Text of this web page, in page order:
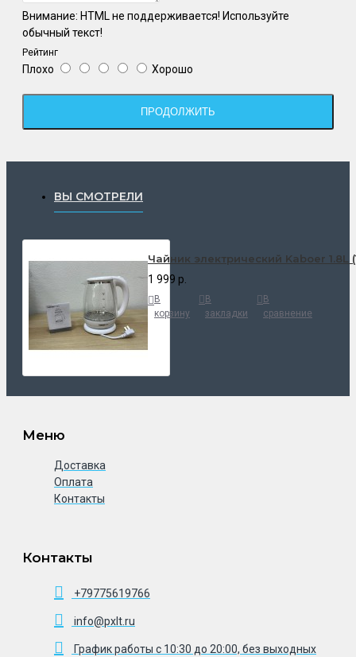
Внимание: HTML не поддерживается! Используйте
обычный текст!
Рейтинг
Плохо Хорошо
ПРОДОЛЖИТЬ
ВЫ СМОТРЕЛИ
Чайник электрический Kaboer 1.8L
1 999 р.
В
корзину
В
закладки
В
сравнение
Меню
Доставка
Оплата
Контакты
Контакты
+79775619766
info@pxlt.ru
График работы с 10:30 до 20:00, без выходных